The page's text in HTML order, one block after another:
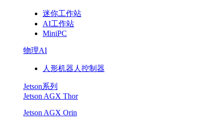
迷你工作站
AI工作站
MiniPC
物理AI
人形机器人控制器
Jetson系列
Jetson AGX Thor
Jetson AGX Orin